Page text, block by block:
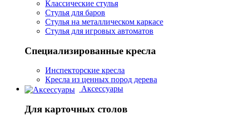
Классические стулья
Стулья для баров
Стулья на металлическом каркасе
Стулья для игровых автоматов
Специализированные кресла
Инспекторские кресла
Кресла из ценных пород дерева
Аксессуары
Для карточных столов